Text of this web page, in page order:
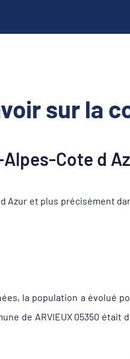
sur la
Cote d
et plus précisément
la population a évolué
de ARVIEUX 05350